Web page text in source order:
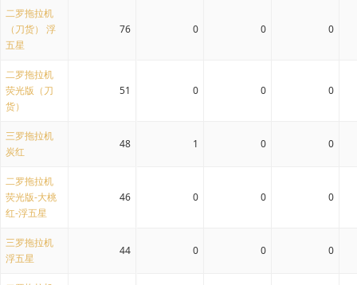
二罗拖拉机
（刀货） 浮
五星
76 0 0 0
二罗拖拉机
荧光版（刀
货）
51 0 0 0
三罗拖拉机
炭红
48 1 0 0
二罗拖拉机
荧光版-大桃
红-浮五星
46 0 0 0
三罗拖拉机
浮五星
44 0 0 0